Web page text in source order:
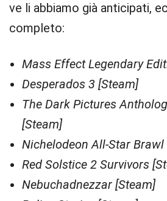
ve li abbiamo già anticipati,
completo:
Mass Effect Legendary
Desperados 3 [Steam]
The Dark Pictures
[Steam]
Nichelodeon All-Star Brawl
Red Solstice 2 Survivors
Nebuchadnezzar [Steam]